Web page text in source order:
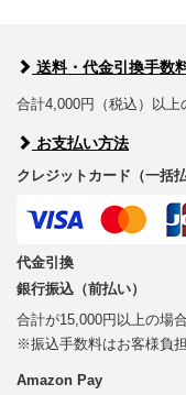
送料・代金引換手数
合計4,000円（税込）以
お支払い方法
クレジットカード（一括払
代金引換
銀行振込（前払い）
合計が15,000円以上の場
※振込手数料はお客様負担
Amazon Pay